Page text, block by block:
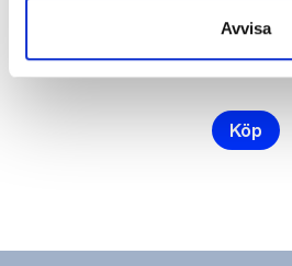
Avvisa
2000 kr
Köp